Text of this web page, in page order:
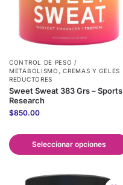
CONTROL DE PESO /
METABOLISMO ,CREMAS Y GELES
REDUCTORES
Sweet Sweat 383 Grs – Sports
Research
$850.00
Seleccionar opciones